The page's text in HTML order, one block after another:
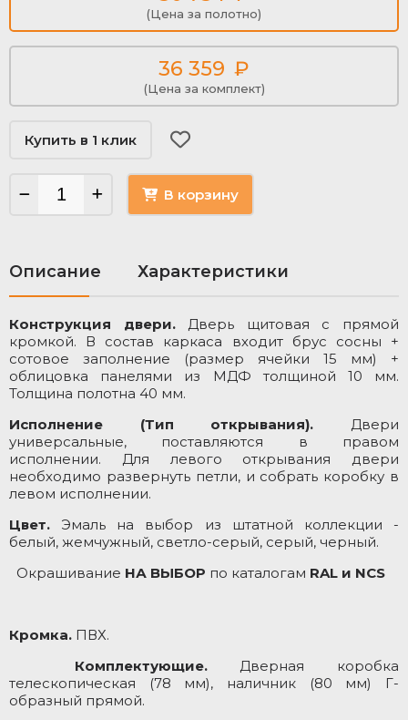
(Цена за полотно)
36 359 ₽
(Цена за комплект)
Купить в 1 клик
В корзину
Описание Характеристики
Конструкция двери.Дверь щитовая с прямой
кромкой. В состав каркаса входит брус сосны +
сотовое заполнение (размер ячейки 15 мм) +
облицовка панелями из МДФ толщиной 10 мм.
Толщина полотна 40 мм.
Исполнение (Тип открывания). Двери
универсальные, поставляются в правом
исполнении. Для левого открывания двери
необходимо развернуть петли, и собрать коробку в
левом исполнении.
Цвет. Эмаль на выбор из штатной коллекции -
белый, жемчужный, светло-серый, серый, черный.
Окрашивание НА ВЫБОР по каталогам RAL и NCS
Кромка. ПВХ.
Комплектующие.Дверная коробка
телескопическая (78 мм), наличник (80 мм) Г-
образный прямой.